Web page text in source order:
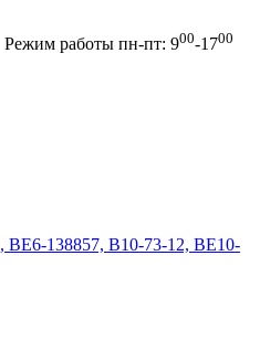
работы пн-пт: 900-1700
ВЕ6-138857, В10-73-12, ВЕ10-